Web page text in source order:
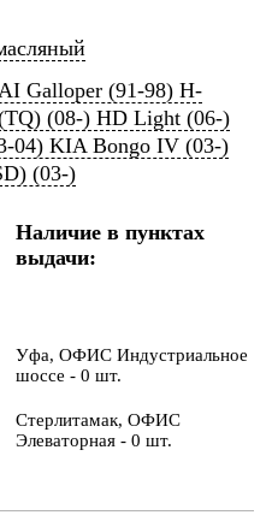
Galloper (91-98) H-
(08-) HD Light (06-)
04) KIA Bongo IV (03-)
(03-)
Наличие в пунктах
выдачи:
Уфа, ОФИС Индустриальное
шоссе - 0 шт.
Стерлитамак, ОФИС
Элеваторная - 0 шт.